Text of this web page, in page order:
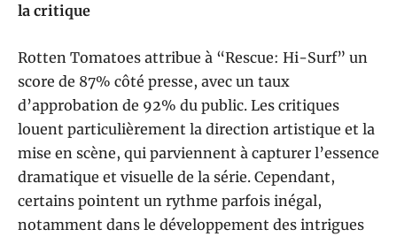
la critique
Rotten Tomatoes attribue à “Rescue: Hi-Surf” un
score de 87% côté presse, avec un taux
d’approbation de 92% du public. Les critiques
louent particulièrement la direction artistique et la
mise en scène, qui parviennent à capturer l’essence
dramatique et visuelle de la série. Cependant,
certains pointent un rythme parfois inégal,
notamment dans le développement des intrigues